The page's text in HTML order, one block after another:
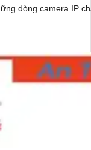
dòng camera IP